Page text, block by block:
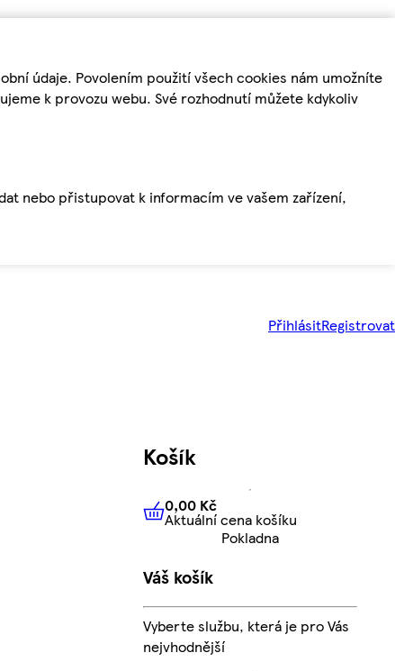
údaje. Povolením použití všech cookies nám umožníte
k provozu webu. Své rozhodnutí můžete kdykoliv
nebo přistupovat k informacím ve vašem zařízení,
PřihlásitRegistrovat
Košík
0,00 KčAktuální cena košíku
0,00 Kč
Aktuální cena košíku
Pokladna
Váš košík
Vyberte službu, která je pro Vás
nejvhodnější